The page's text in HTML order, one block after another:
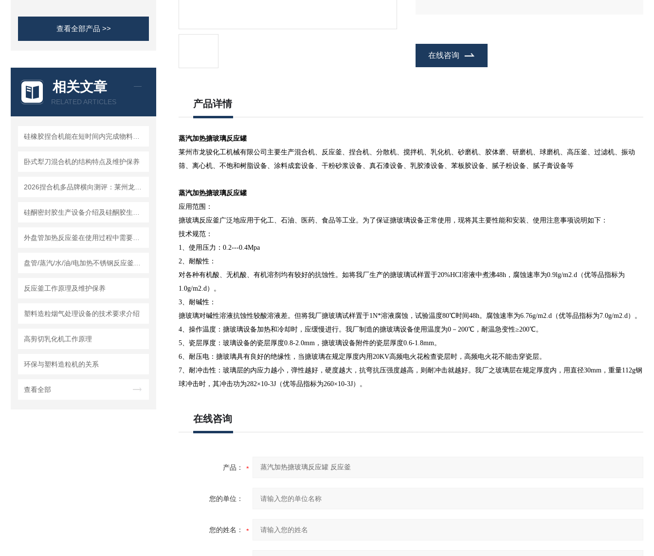
查看全部产品 >>
相关文章
RELATED ARTICLES
卧式犁刀混合机的结构特点及维护保养
反应釜工作原理及维护保养
塑料造粒烟气处理设备的技术要求介绍
高剪切乳化机工作原理
环保与塑料造粒机的关系
查看全部
在线咨询
产品详情
蒸汽加热搪玻璃反应罐
莱州市龙骏化工机械有限公司主要生产混合机、反应釜、捏合机、分散机、搅拌机、乳化机、砂磨机、胶体磨、研磨机、球磨机、高压釜、过滤机、振动
筛、离心机、不饱和树脂设备、涂料成套设备、干粉砂浆设备、真石漆设备、乳胶漆设备、苯板胶设备、腻子粉设备、腻子膏设备等
蒸汽加热搪玻璃反应罐
应用范围：
搪玻璃反应釜广泛地应用于化工、石油、医药、食品等工业。为了保证搪玻璃设备正常使用，现将其主要性能和安装、使用注意事项说明如下：
技术规范：
1、使用压力：0.2---0.4Mpa
2、耐酸性：
对各种有机酸、无机酸、有机溶剂均有较好的抗蚀性。如将我厂生产的搪玻璃试样置于20%HCI溶液中煮沸48h，腐蚀速率为0.9lg/m2.d（优等品指标为
1.0g/m2.d）。
3、耐碱性：
搪玻璃对碱性溶液抗蚀性较酸溶液差。但将我厂搪玻璃试样置于1N*溶液腐蚀，试验温度80℃时间48h。腐蚀速率为6.76g/m2.d（优等品指标为7.0g/m2.d）。
4、操作温度：搪玻璃设备加热和冷却时，应缓慢进行。我厂制造的搪玻璃设备使用温度为0－200℃，耐温急变性≥200℃。
5、瓷层厚度：玻璃设备的瓷层厚度0.8-2.0mm，搪玻璃设备附件的瓷层厚度0.6-1.8mm。
6、耐压电：搪玻璃具有良好的绝缘性，当搪玻璃在规定厚度内用20KV高频电火花检查瓷层时，高频电火花不能击穿瓷层。
7、耐冲击性：玻璃层的内应力越小，弹性越好，硬度越大，抗弯抗压强度越高，则耐冲击就越好。我厂之玻璃层在规定厚度内，用直径30mm，重量112g钢
球冲击时，其冲击功为282×10-3J（优等品指标为260×10-3J）。
在线咨询
产品：
您的单位：
您的姓名：